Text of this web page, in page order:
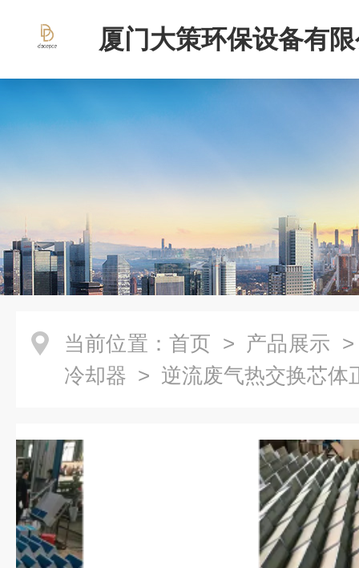
厦门大策环保设备有
当前位置： 首页 > 产品展示
冷却器 > 逆流废气热交换芯体